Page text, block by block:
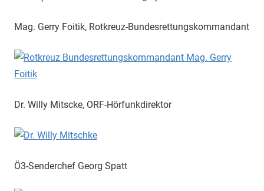
Mag. Gerry Foitik, Rotkreuz-Bundesrettungskommandant
Dr. Willy Mitscke, ORF-Hörfunkdirektor
Ö3-Senderchef Georg Spatt